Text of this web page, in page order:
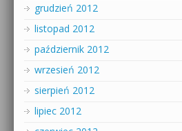
grudzień 2012
listopad 2012
październik 2012
wrzesień 2012
sierpień 2012
lipiec 2012